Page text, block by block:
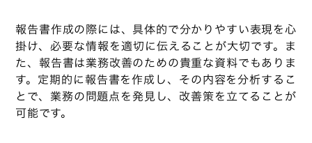
報告書作成の際には、具体的で分かりやすい表現を心
掛け、必要な情報を適切に伝えることが大切です。ま
た、報告書は業務改善のための貴重な資料でもありま
す。定期的に報告書を作成し、その内容を分析するこ
とで、業務の問題点を発見し、改善策を立てることが
可能です。